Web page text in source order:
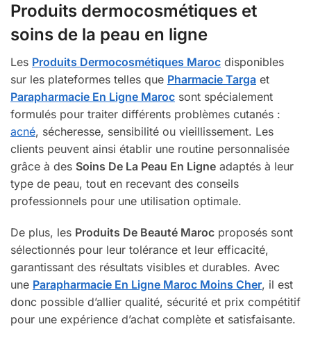
Produits dermocosmétiques et
soins de la peau en ligne
Les Produits Dermocosmétiques Maroc disponibles
sur les plateformes telles que Pharmacie Targa et
Parapharmacie En Ligne Maroc sont spécialement
formulés pour traiter différents problèmes cutanés :
acné, sécheresse, sensibilité ou vieillissement. Les
clients peuvent ainsi établir une routine personnalisée
grâce à des Soins De La Peau En Ligne adaptés à leur
type de peau, tout en recevant des conseils
professionnels pour une utilisation optimale.
De plus, les Produits De Beauté Maroc proposés sont
sélectionnés pour leur tolérance et leur efficacité,
garantissant des résultats visibles et durables. Avec
une Parapharmacie En Ligne Maroc Moins Cher, il est
donc possible d’allier qualité, sécurité et prix compétitif
pour une expérience d’achat complète et satisfaisante.